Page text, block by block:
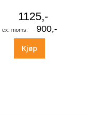
1125,-
900,-
Kjøp